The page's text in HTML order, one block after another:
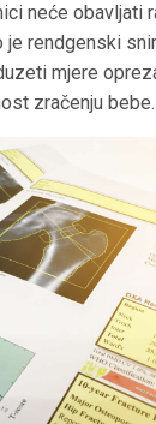
neće obavljati
rendgenski
mjere
zračenju bebe.